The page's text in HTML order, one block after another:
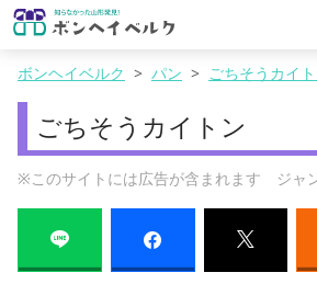
ボンヘイベルク パン ごちそうカイ
ごちそうカイトン
※このサイトには広告が含まれます ジャ